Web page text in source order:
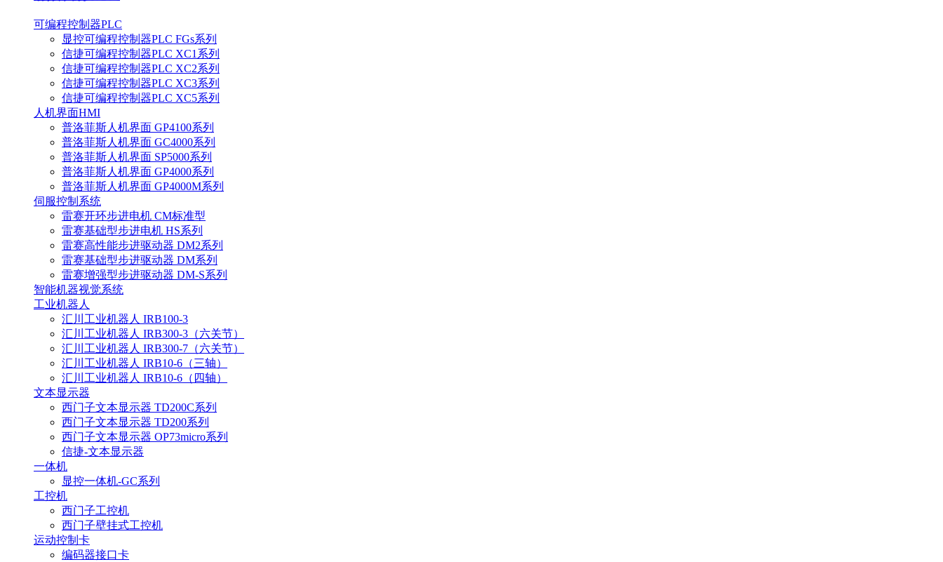
可编程控制器PLC
显控可编程控制器PLC FGs系列
信捷可编程控制器PLC XC1系列
信捷可编程控制器PLC XC2系列
信捷可编程控制器PLC XC3系列
信捷可编程控制器PLC XC5系列
人机界面HMI
普洛菲斯人机界面 GP4100系列
普洛菲斯人机界面 GC4000系列
普洛菲斯人机界面 SP5000系列
普洛菲斯人机界面 GP4000系列
普洛菲斯人机界面 GP4000M系列
伺服控制系统
雷赛开环步进电机 CM标准型
雷赛基础型步进电机 HS系列
雷赛高性能步进驱动器 DM2系列
雷赛基础型步进驱动器 DM系列
雷赛增强型步进驱动器 DM-S系列
智能机器视觉系统
工业机器人
汇川工业机器人 IRB100-3
汇川工业机器人 IRB300-3（六关节）
汇川工业机器人 IRB300-7（六关节）
汇川工业机器人 IRB10-6（三轴）
汇川工业机器人 IRB10-6（四轴）
文本显示器
西门子文本显示器 TD200C系列
西门子文本显示器 TD200系列
西门子文本显示器 OP73micro系列
信捷-文本显示器
一体机
显控一体机-GC系列
工控机
西门子工控机
西门子壁挂式工控机
运动控制卡
编码器接口卡